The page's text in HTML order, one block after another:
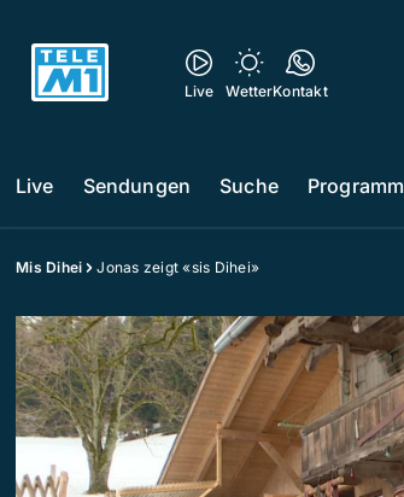
Live WetterKontakt
Live Sendungen Suche Programm
Mis Dihei Jonas zeigt «sis Dihei»